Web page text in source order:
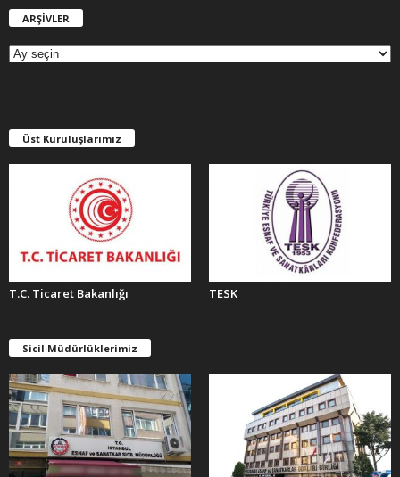
ARŞİVLER
E
R
Üst Kuruluşlarımız
T.C. Ticaret Bakanlığı TESK
Sicil Müdürlüklerimiz